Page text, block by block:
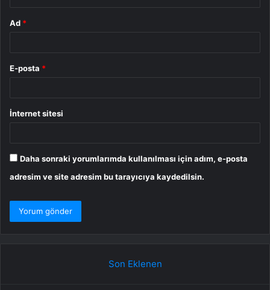
Ad *
E-posta *
İnternet sitesi
Daha sonraki yorumlarımda kullanılması için adım, e-posta
adresim ve site adresim bu tarayıcıya kaydedilsin.
Son Eklenen